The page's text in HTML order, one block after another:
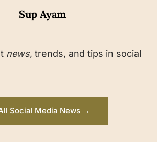
news, trends, and tips in social
Social Media News →
Sup Ayam